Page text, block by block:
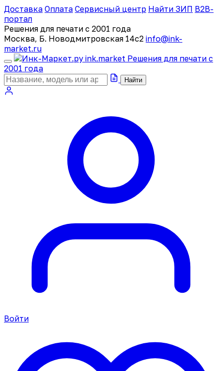
Доставка Оплата Сервисный центр Найти ЗИП B2B-
портал
Решения для печати с 2001 года
Москва, Б. Новодмитровская 14с2 info@ink-
market.ru
ink.market Решения для печати с
2001 года
Найти
Войти